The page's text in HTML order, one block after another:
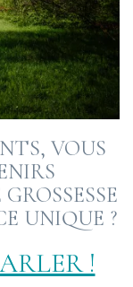
VOUS
UNIQUE ?
!